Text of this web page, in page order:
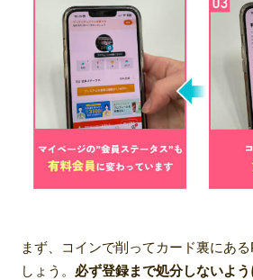
まず、コインで削ってカード裏にあ
しょう。 必ず登録まで処分しないよ